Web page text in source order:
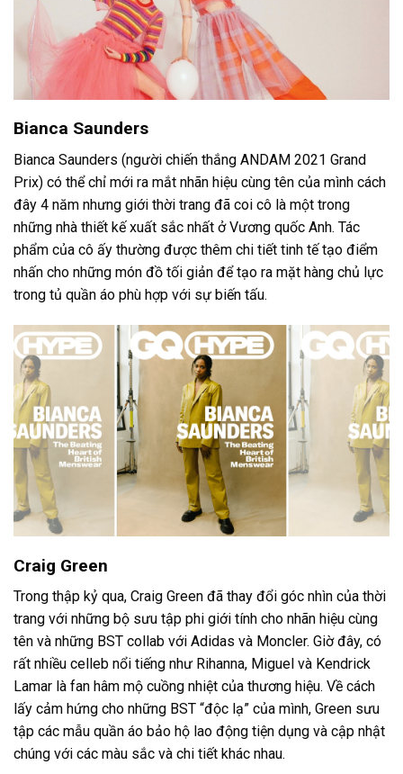
Bianca Saunders
Bianca Saunders (người chiến thắng ANDAM 2021 Grand
Prix) có thể chỉ mới ra mắt nhãn hiệu cùng tên của mình cách
đây 4 năm nhưng giới thời trang đã coi cô là một trong
những nhà thiết kế xuất sắc nhất ở Vương quốc Anh. Tác
phẩm của cô ấy thường được thêm chi tiết tinh tế tạo điểm
nhấn cho những món đồ tối giản để tạo ra mặt hàng chủ lực
trong tủ quần áo phù hợp với sự biến tấu.
Craig Green
Trong thập kỷ qua, Craig Green đã thay đổi góc nhìn của thời
trang với những bộ sưu tập phi giới tính cho nhãn hiệu cùng
tên và những BST collab với Adidas và Moncler. Giờ đây, có
rất nhiều celleb nổi tiếng như Rihanna, Miguel và Kendrick
Lamar là fan hâm mộ cuồng nhiệt của thương hiệu. Về cách
lấy cảm hứng cho những BST “độc lạ” của mình, Green sưu
tập các mẫu quần áo bảo hộ lao động tiện dụng và cập nhật
chúng với các màu sắc và chi tiết khác nhau.